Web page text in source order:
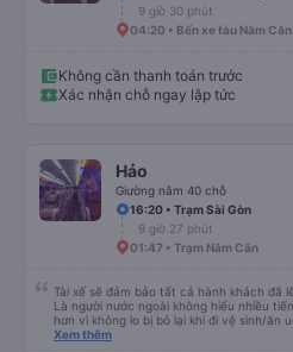
9 giờ 30 phút
04:20 • Bến xe tàu Năm Căn
Không cần thanh toán trước
Xác nhận chỗ ngay lập tức
Hảo
Giường nằm 40 chỗ
16:20 • Trạm Sài Gòn
9 giờ 27 phút
01:47 • Trạm Năm Căn
Tài xế sẽ đảm bảo tất cả hành khách đã
Là người nước ngoài không hiểu nhiều
hơn vì không lo bị bỏ lại khi đi vệ sinh/ăn
buýt Hảo cũng là một điểm cộng, đưa
Xem thêm